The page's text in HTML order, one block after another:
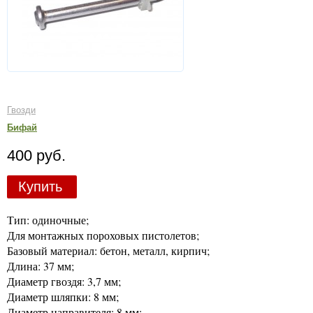
Гвозди
Бифай
400 руб.
Купить
Тип: одиночные;
Для монтажных пороховых пистолетов;
Базовый материал: бетон, металл, кирпич;
Длина: 37 мм;
Диаметр гвоздя: 3,7 мм;
Диаметр шляпки: 8 мм;